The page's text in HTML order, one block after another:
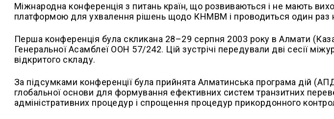
Міжнародна конференція з питань країн, що розвиваються і не мають
платформою для ухвалення рішень щодо КНМВМ і проводиться один раз
Перша конференція була скликана 28–29 серпня 2003 року в Алмати
Генеральної Асамблеї ООН 57/242. Цій зустрічі передували дві сесії
відкритого складу.
За підсумками конференції була прийнята Алматинська програма дій
глобальної основи для формування ефективних систем транзитних
адміністративних процедур і спрощення процедур прикордонного